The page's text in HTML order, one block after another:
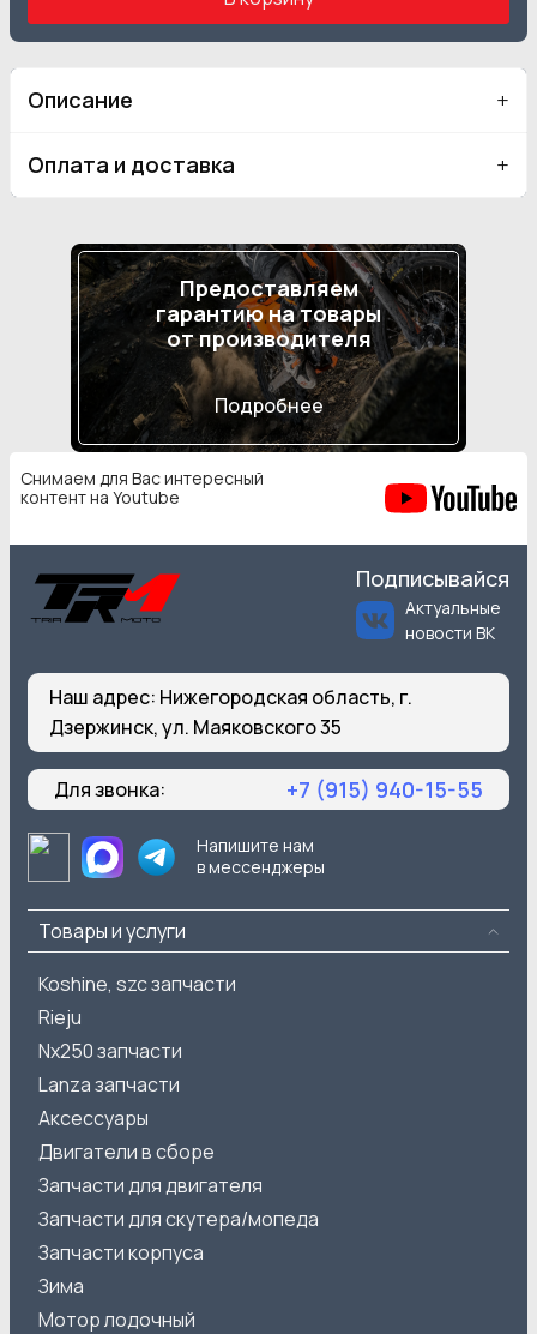
Описание
Оплата и доставка
Предоставляем
гарантию на товары
от производителя
Подробнее
Снимаем для Вас интересный
контент на Youtube
Подписывайся
Актуальные
новости ВК
Наш адрес: Нижегородская область, г.
Дзержинск, ул. Маяковского 35
Для звонка: +7 (915) 940-15-55
Напишите нам
в мессенджеры
Товары и услуги
Koshine, szc запчасти
Rieju
Nx250 запчасти
Lanza запчасти
Аксессуары
Двигатели в сборе
Запчасти для двигателя
Запчасти для скутера/мопеда
Запчасти корпуса
Зима
Мотор лодочный